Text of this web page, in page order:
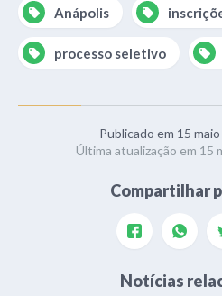
Anápolis
processo seletivo
Publicado em 15
Última atualização em 15
Compartilhar
Notícias